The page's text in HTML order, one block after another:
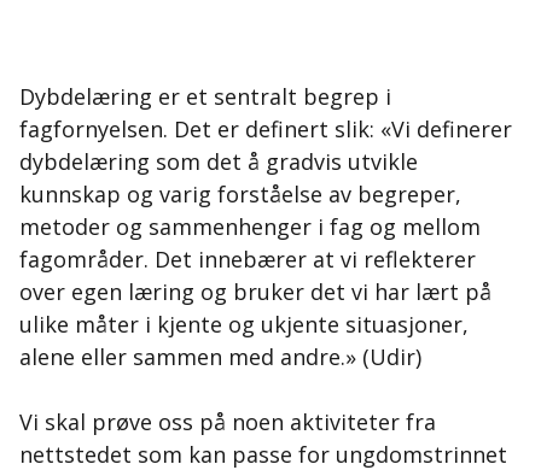
Dybdelæring er et sentralt begrep i
fagfornyelsen. Det er definert slik: «Vi definerer
dybdelæring som det å gradvis utvikle
kunnskap og varig forståelse av begreper,
metoder og sammenhenger i fag og mellom
fagområder. Det innebærer at vi reflekterer
over egen læring og bruker det vi har lært på
ulike måter i kjente og ukjente situasjoner,
alene eller sammen med andre.» (Udir)
Vi skal prøve oss på noen aktiviteter fra
nettstedet som kan passe for ungdomstrinnet